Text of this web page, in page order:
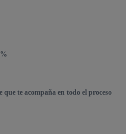
te acompaña en todo el proceso